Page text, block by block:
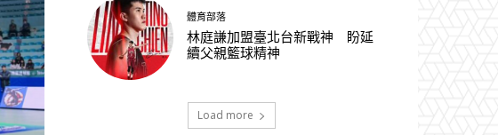
體育部落
林庭謙加盟臺北台新戰神 盼延
續父親籃球精神
Load more